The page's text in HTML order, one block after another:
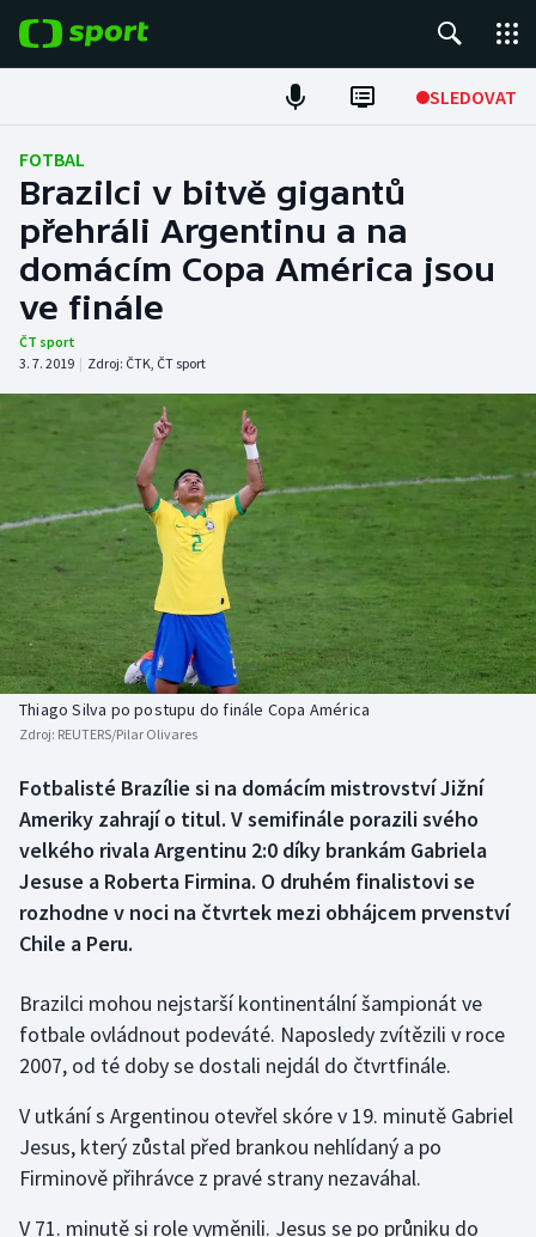
SLEDOVAT
Fotbal
Hokej
Tenis
Atletika
DALŠÍ SPORTY
Americký fotbal
Baseball a softbal
Basketbal
Biatlon
Boby a skeleton
Box
Curling
Florbal
Futsal
Golf
Gymnastika
Házená
NEPŘEHLÉDNĚTE
Soutěže
Historické návraty
Aplikace ČT sport
AZ kvíz
FOTBAL
Brazilci v bitvě gigantů
přehráli Argentinu a na
domácím Copa América jsou
ve finále
ČT sport
3. 7. 2019 | Zdroj: ČTK, ČT sport
Thiago Silva po postupu do finále Copa América
Zdroj: REUTERS/Pilar Olivares
Fotbalisté Brazílie si na domácím mistrovství Jižní
Ameriky zahrají o titul. V semifinále porazili svého
velkého rivala Argentinu 2:0 díky brankám Gabriela
Jesuse a Roberta Firmina. O druhém finalistovi se
rozhodne v noci na čtvrtek mezi obhájcem prvenství
Chile a Peru.
Brazilci mohou nejstarší kontinentální šampionát ve
fotbale ovládnout podeváté. Naposledy zvítězili v roce
2007, od té doby se dostali nejdál do čtvrtfinále.
V utkání s Argentinou otevřel skóre v 19. minutě Gabriel
Jesus, který zůstal před brankou nehlídaný a po
Firminově přihrávce z pravé strany nezaváhal.
V 71. minutě si role vyměnili. Jesus se po průniku do